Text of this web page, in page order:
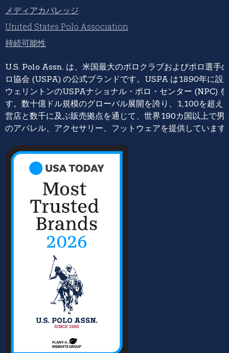
メディアカバレッジ
United States Polo Association
持続可能性
U.S. Polo Assn. は、米国最大のポロクラブおよびポロ選手
ロ協会 (USPA) の公式ブランドです。USPA は1890年に設
ウェリントンのUSPAナショナル・ポロ・センター (NPC)
す。数十億ドル規模のグローバル展開を誇り、1,100を超え
営店と数千に及ぶ販売拠点を通じて、世界190カ国以上で男
のアパレル、アクセサリー、フットウェアを提供しています